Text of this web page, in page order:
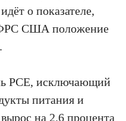
о показателе,
ФРС США положение
PCE, исключающий
питания и
на 2.6 процента